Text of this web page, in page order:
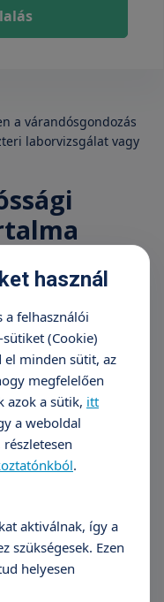
a várandósgondozás
laborvizsgálat vagy
használ
a felhasználói
(Cookie)
el minden sütit, az
megfelelően
a sütik, itt
a weboldal
.
aktiválnak, így a
szükségesek. Ezen
helyesen